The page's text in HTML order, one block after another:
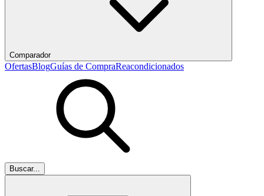
Comparador
OfertasBlogGuías de CompraReacondicionados
Buscar...